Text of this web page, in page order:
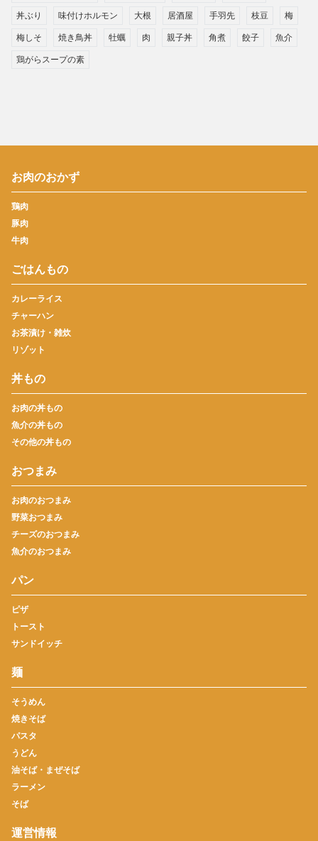
丼ぶり 味付けホルモン 大根 居酒屋 手羽先 枝豆 梅
梅しそ 焼き鳥丼 牡蠣 肉 親子丼 角煮 餃子 魚介
鶏がらスープの素
お肉のおかず
鶏肉
豚肉
牛肉
ごはんもの
カレーライス
チャーハン
お茶漬け・雑炊
リゾット
丼もの
お肉の丼もの
魚介の丼もの
その他の丼もの
おつまみ
お肉のおつまみ
野菜おつまみ
チーズのおつまみ
魚介のおつまみ
パン
ピザ
トースト
サンドイッチ
麺
そうめん
焼きそば
パスタ
うどん
油そば・まぜそば
ラーメン
そば
運営情報